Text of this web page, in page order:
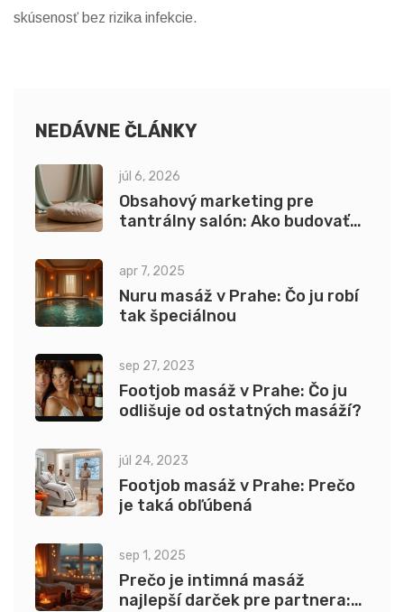
skúsenosť bez rizika infekcie.
NEDÁVNE ČLÁNKY
júl 6, 2026
Obsahový marketing pre
tantrálny salón: Ako budovať
siete
apr 7, 2025
Nuru masáž v Prahe: Čo ju robí
tak špeciálnou
sep 27, 2023
Footjob masáž v Prahe: Čo ju
odlišuje od ostatných masáží?
júl 24, 2023
Footjob masáž v Prahe: Prečo
je taká obľúbená
sep 1, 2025
Prečo je intimná masáž
najlepší darček pre partnera: